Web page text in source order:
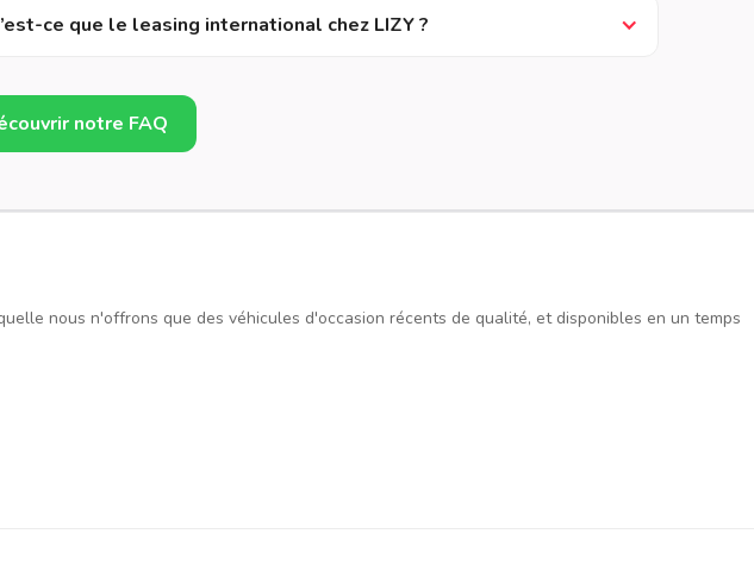
ce que le leasing international chez LIZY ?
notre FAQ
nous n'offrons que des véhicules d'occasion récents de qualité, et disponibles en un temps